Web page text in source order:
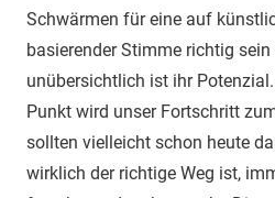
Schwärmen für eine auf
basierender Stimme richtig sein
unübersichtlich ist ihr
Punkt wird unser Fortschritt
sollten vielleicht schon heute
wirklich der richtige Weg ist,